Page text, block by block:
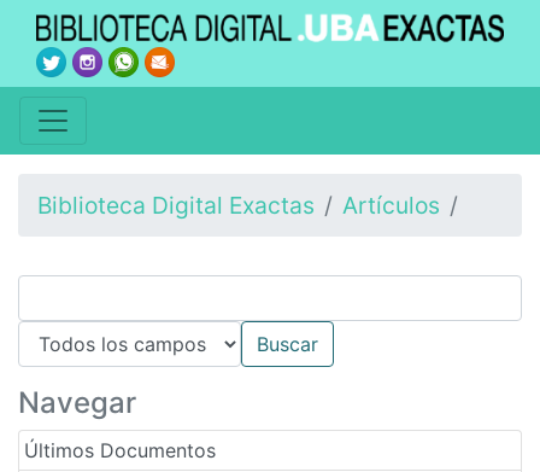
Biblioteca Digital Exactas Artículos
Navegar
Últimos Documentos